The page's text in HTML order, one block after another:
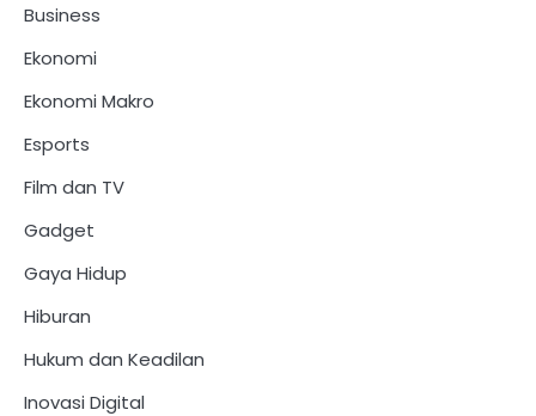
Business
Ekonomi
Ekonomi Makro
Esports
Film dan TV
Gadget
Gaya Hidup
Hiburan
Hukum dan Keadilan
Inovasi Digital